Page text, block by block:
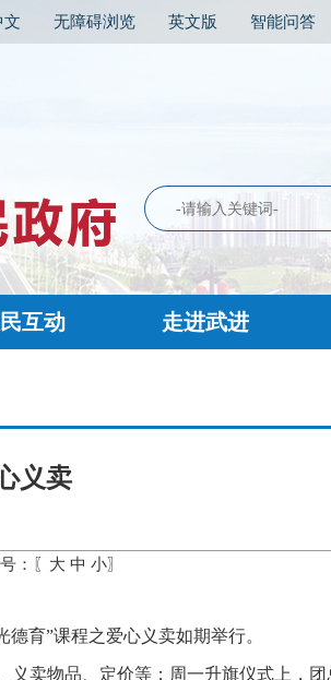
文 无障碍浏览 英文版 智能问答
互动 走进武进
义卖
：〖 大 中 小〗
育”课程之爱心义卖如期举行。
义卖物品、定价等；周一升旗仪式上，